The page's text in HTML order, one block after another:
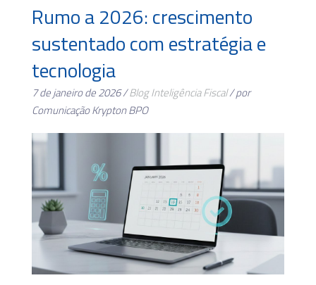
Rumo a 2026: crescimento
sustentado com estratégia e
tecnologia
7 de janeiro de 2026 /BlogInteligência Fiscal/ por
Comunicação Krypton BPO